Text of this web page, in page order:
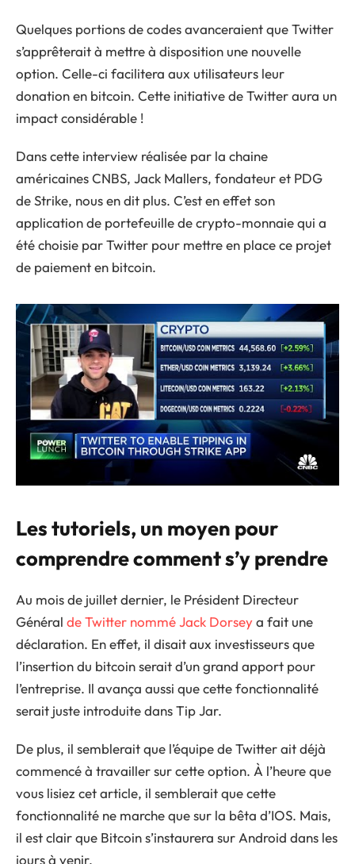
Quelques portions de codes avanceraient que Twitter
s’apprêterait à mettre à disposition une nouvelle
option. Celle-ci facilitera aux utilisateurs leur
donation en bitcoin. Cette initiative de Twitter aura un
impact considérable !
Dans cette interview réalisée par la chaine
américaines CNBS, Jack Mallers, fondateur et PDG
de Strike, nous en dit plus. C’est en effet son
application de portefeuille de crypto-monnaie qui a
été choisie par Twitter pour mettre en place ce projet
de paiement en bitcoin.
Les tutoriels, un moyen pour
comprendre comment s’y prendre
Au mois de juillet dernier, le Président Directeur
Général de Twitter nommé Jack Dorseya fait une
déclaration. En effet, il disait aux investisseurs que
l’insertion du bitcoin serait d’un grand apport pour
l’entreprise. Il avança aussi que cette fonctionnalité
serait juste introduite dans Tip Jar.
De plus, il semblerait que l’équipe de Twitter ait déjà
commencé à travailler sur cette option. À l’heure que
vous lisiez cet article, il semblerait que cette
fonctionnalité ne marche que sur la bêta d’IOS. Mais,
il est clair que Bitcoin s’instaurera sur Android dans les
jours à venir.